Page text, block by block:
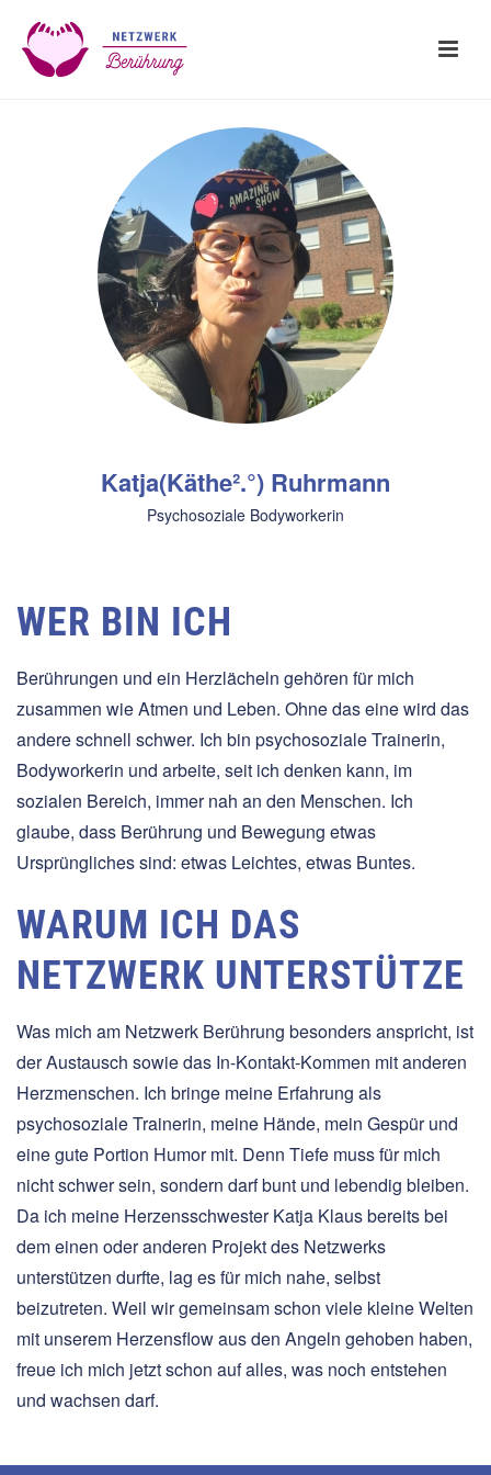
Katja(Käthe².°) Ruhrmann
Psychosoziale Bodyworkerin
WER BIN ICH
Berührungen und ein Herzlächeln gehören für mich
zusammen wie Atmen und Leben. Ohne das eine wird das
andere schnell schwer. Ich bin psychosoziale Trainerin,
Bodyworkerin und arbeite, seit ich denken kann, im
sozialen Bereich, immer nah an den Menschen. Ich
glaube, dass Berührung und Bewegung etwas
Ursprüngliches sind: etwas Leichtes, etwas Buntes.
WARUM ICH DAS
NETZWERK UNTERSTÜTZE
Was mich am Netzwerk Berührung besonders anspricht, ist
der Austausch sowie das In-Kontakt-Kommen mit anderen
Herzmenschen. Ich bringe meine Erfahrung als
psychosoziale Trainerin, meine Hände, mein Gespür und
eine gute Portion Humor mit. Denn Tiefe muss für mich
nicht schwer sein, sondern darf bunt und lebendig bleiben.
Da ich meine Herzensschwester Katja Klaus bereits bei
dem einen oder anderen Projekt des Netzwerks
unterstützen durfte, lag es für mich nahe, selbst
beizutreten. Weil wir gemeinsam schon viele kleine Welten
mit unserem Herzensflow aus den Angeln gehoben haben,
freue ich mich jetzt schon auf alles, was noch entstehen
und wachsen darf.